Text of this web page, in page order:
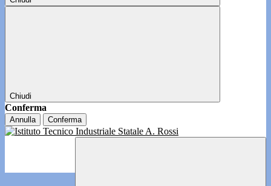
Chiudi
Conferma
Annulla Conferma